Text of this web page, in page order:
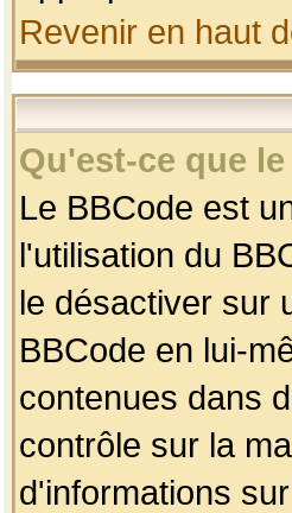
Revenir en haut
Qu'est-ce que
Le BBCode est
l'utilisation du
le désactiver sur
BBCode en lui-
contenues dans
contrôle sur la
d'informations